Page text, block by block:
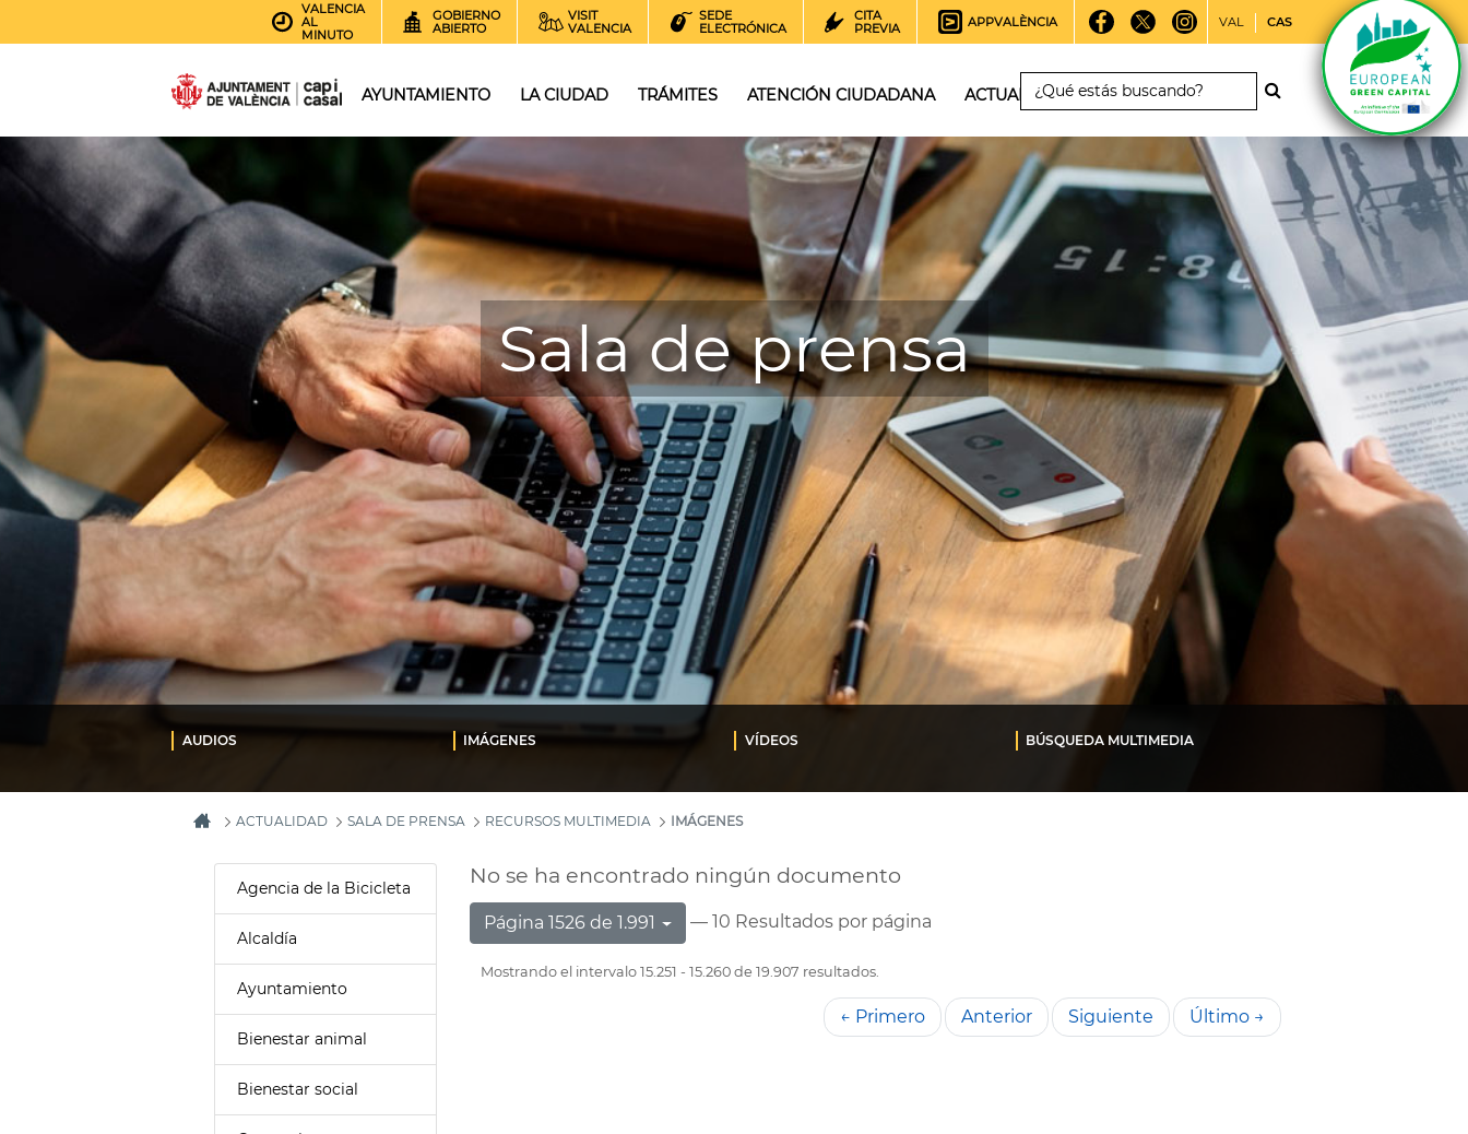
VALENCIA
AL
MINUTO
GOBIERNO
ABIERTO
VISIT
VALENCIA
SEDE
ELECTRÓNICA
CITA
PREVIA
APPVALÈNCIA VAL CAS
AYUNTAMIENTO LA CIUDAD TRÁMITES ATENCIÓN CIUDADANA ACTUALIDAD
Sala de prensa
AUDIOS IMÁGENES VÍDEOS BÚSQUEDA MULTIMEDIA
ACTUALIDAD SALA DE PRENSA RECURSOS MULTIMEDIA IMÁGENES
Agencia de la Bicicleta
Alcaldía
Ayuntamiento
Bienestar animal
Bienestar social
No se ha encontrado ningún documento
Página 1526 de 1.991 — 10 Resultados por página
Mostrando el intervalo 15.251 - 15.260 de 19.907 resultados.
← Primero Anterior Siguiente Último →